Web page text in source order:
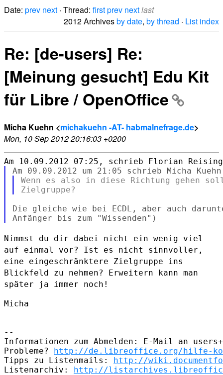
Date: prev next · Thread: firstprev nextlast
2012 Archivesby date, by thread · List index
Re: [de-users] Re:
[Meinung gesucht] Edu Kit
für Libre / OpenOffice
Micha Kuehn <michakuehn -AT- habmalnefrage.de>
Mon, 10 Sep 2012 20:16:03 +0200
Wenn es also in diese Richtung
Die gleiche wie bei ECDL, aber auch
Nimmst du dir dabei nicht ein wenig viel
auf einmal vor? Ist es nicht sinnvoller,
eine eingeschränktere Zielgruppe ins
Blickfeld zu nehmen? Erweitern kann man
später ja immer noch!
Micha
--
Informationen zum Abmelden: E-Mail an
Probleme? http://de.libreoffice.org/hilfe-
Tipps zu Listenmails: http://
Listenarchiv: http://